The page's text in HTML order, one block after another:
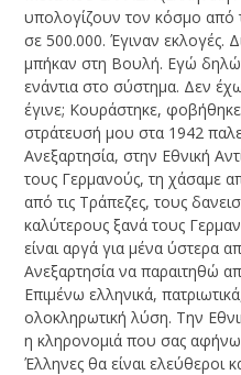
υπολογίζουν τον κόσμο από
σε 500.000. Έγιναν εκλογές.
μπήκαν στη Βουλή. Εγώ
ενάντια στο σύστημα. Δεν
έγινε; Κουράστηκε,
στράτευσή μου στα 1942
Ανεξαρτησία, στην Εθνική
τους Γερμανούς, τη χάσαμε
από τις Τράπεζες, τους
καλύτερους ξανά τους
είναι αργά για μένα ύστερα
Ανεξαρτησία να παραιτηθώ
Επιμένω ελληνικά,
ολοκληρωτική λύση. Την
η κληρονομιά που σας
Έλληνες θα είναι ελεύθεροι